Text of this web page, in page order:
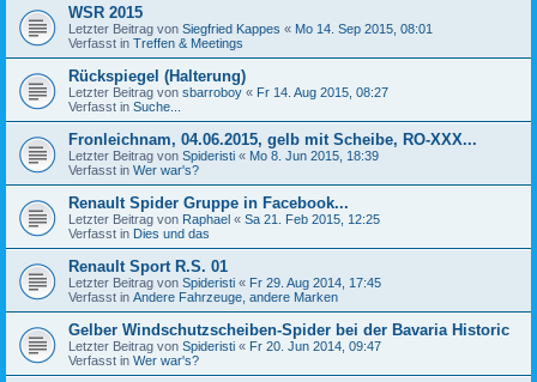
WSR 2015
Letzter Beitrag von Siegfried Kappes « Mo 14. Sep 2015, 08:01
Verfasst in Treffen & Meetings
Rückspiegel (Halterung)
Letzter Beitrag von sbarroboy « Fr 14. Aug 2015, 08:27
Verfasst in Suche...
Fronleichnam, 04.06.2015, gelb mit Scheibe, RO-XXX...
Letzter Beitrag von Spideristi « Mo 8. Jun 2015, 18:39
Verfasst in Wer war's?
Renault Spider Gruppe in Facebook...
Letzter Beitrag von Raphael « Sa 21. Feb 2015, 12:25
Verfasst in Dies und das
Renault Sport R.S. 01
Letzter Beitrag von Spideristi « Fr 29. Aug 2014, 17:45
Verfasst in Andere Fahrzeuge, andere Marken
Gelber Windschutzscheiben-Spider bei der Bavaria Historic
Letzter Beitrag von Spideristi « Fr 20. Jun 2014, 09:47
Verfasst in Wer war's?